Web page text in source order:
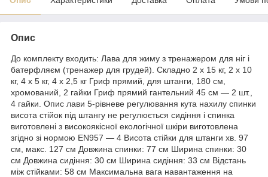
Опис
До комплекту входить: Лава для жиму з тренажером для ніг і
батерфляєм (тренажер для грудей). Складно 2 х 15 кг, 2 x 10
кг, 4 x 5 кг, 4 x 2,5 кг Гриф прямий, для штанги, 180 см,
хромований, 2 гайки Гриф прямий гантельний 45 см — 2 шт.,
4 гайки. Опис лави 5-рівневе регулювання кута нахилу спинки
висота стійок під штангу не регулюється сидіння і спинка
виготовлені з високоякісної екологічної шкіри виготовлена
згідно зі нормою EN957 — 4 Висота стійки для штанги хв. 97
см, макс. 127 см Довжина спинки: 77 см Ширина спинки: 30
см Довжина сидіння: 30 см Ширина сидіння: 33 см Відстань
між стійками: 58 см Максимальна вага навантаження на